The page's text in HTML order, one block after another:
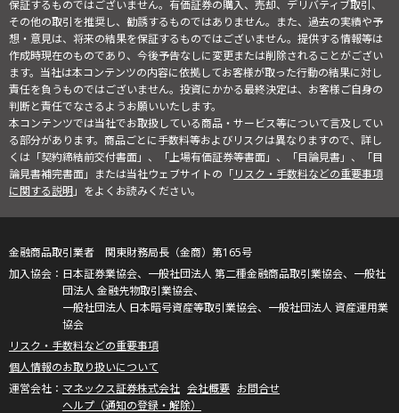
保証するものではございません。有価証券の購入、売却、デリバティブ取引、
その他の取引を推奨し、勧誘するものではありません。また、過去の実績や予
想・意見は、将来の結果を保証するものではございません。提供する情報等は
作成時現在のものであり、今後予告なしに変更または削除されることがござい
ます。当社は本コンテンツの内容に依拠してお客様が取った行動の結果に対し
責任を負うものではございません。投資にかかる最終決定は、お客様ご自身の
判断と責任でなさるようお願いいたします。
本コンテンツでは当社でお取扱している商品・サービス等について言及してい
る部分があります。商品ごとに手数料等およびリスクは異なりますので、詳し
くは「契約締結前交付書面」、「上場有価証券等書面」、「目論見書」、「目
論見書補完書面」または当社ウェブサイトの「リスク・手数料などの重要事項
に関する説明」をよくお読みください。
金融商品取引業者 関東財務局長（金商）第165号
日本証券業協会、一般社団法人 第二種金融商品取引業協会、一般社
団法人 金融先物取引業協会、
一般社団法人 日本暗号資産等取引業協会、一般社団法人 資産運用業
協会
リスク・手数料などの重要事項
個人情報のお取り扱いについて
マネックス証券株式会社 会社概要 お問合せ
ヘルプ（通知の登録・解除）